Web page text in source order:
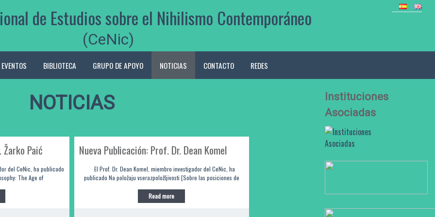
de Estudios sobre el Nihilismo Contemporáneo
(CeNic)
EVENTOS BIBLIOTECA GRUPO DE APOYO NOTICIAS CONTACTO REDES
NOTICIAS
Žarko Paić
del CeNic, ha publicado
The Age of
Nueva Publicación: Prof. Dr. Dean Komel
El Prof. Dr. Dean Komel, miembro investigador del CeNic, ha
publicado Na položaju vserazpoložljivosti [Sobre las posiciones de
Read more
Instituciones
Asociadas